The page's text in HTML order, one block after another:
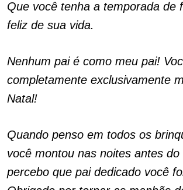
Que você tenha a temporada de
feliz de sua vida.
Nenhum pai é como meu pai!
completamente exclusivamente
Natal!
Quando penso em todos os
você montou nas noites antes do
percebo que pai dedicado você